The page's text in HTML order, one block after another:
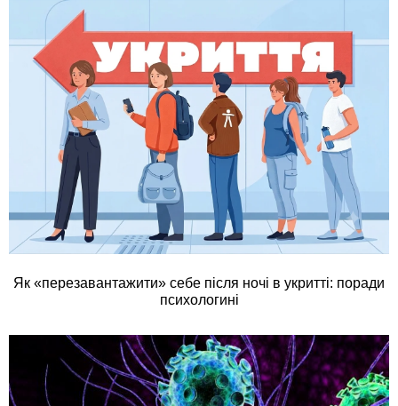
Як «перезавантажити» себе після ночі в укритті: поради
психологині